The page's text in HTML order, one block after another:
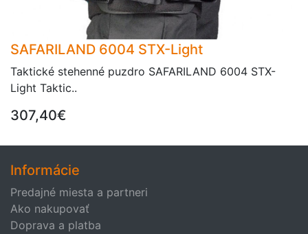
SAFARILAND 6004 STX-Light
Taktické stehenné puzdro SAFARILAND 6004 STX-
Light Taktic..
307,40€
Informácie
Predajné miesta a partneri
Ako nakupovať
Doprava a platba